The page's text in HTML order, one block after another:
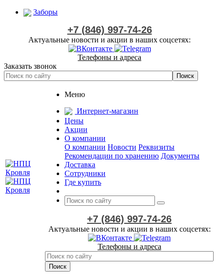
Заборы
+7 (846) 997-74-26
Актуальные новости и акции в наших соцсетях:
Телефоны и адреса
Заказать звонок
Меню
Интернет-магазин
Цены
Акции
О компании
О компании Новости Реквизиты
Рекомендации по хранению Документы
Доставка
Сотрудники
Где купить
+7 (846) 997-74-26
Актуальные новости и акции в наших соцсетях:
Телефоны и адреса